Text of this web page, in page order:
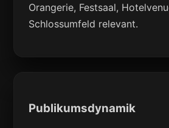
Orangerie, Festsaal,
Schlossumfeld relevant.
Publikumsdynamik